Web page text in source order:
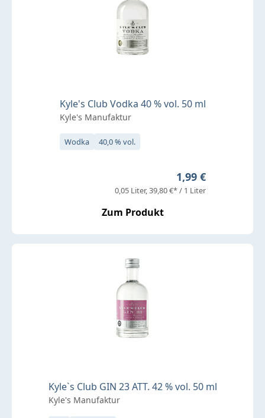
Kyle's Club Vodka 40 % vol. 50 ml
Kyle's Manufaktur
Wodka 40,0 % vol.
Regulärer Preis:
1,99 €
0,05 Liter 39,80 €* / 1 Liter
Zum Produkt
Kyle`s Club GIN 23 ATT. 42 % vol. 50 ml
Kyle's Manufaktur